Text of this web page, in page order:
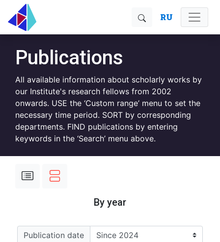
RU
Publications
All available information about scholarly works by
our Institute's research fellows from 2002
onwards. USE the ‘Custom range’ menu to set the
necessary time period. SORT by corresponding
departments. FIND publications by entering
keywords in the ‘Search’ menu above.
By year
Publication date